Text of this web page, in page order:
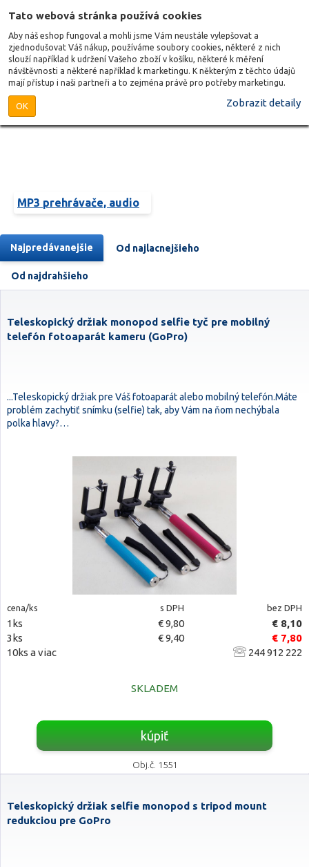
Tato webová stránka používá cookies
Aby náš eshop fungoval a mohli jsme Vám neustále vylepšovat a
zjednodušovat Váš nákup, používáme soubory cookies, některé z nich
slouží například k udržení Vašeho zboží v košíku, některé k měření
návštěvnosti a některé například k marketingu. K některým z těchto údajů
mají přístup i naši partneři a to zejména právě pro potřeby marketingu.
OK Zobrazit detaily
MP3 prehrávače, audio
Najpredávanejšie Od najlacnejšieho
Od najdrahšieho
Teleskopický držiak monopod selfie tyč pre mobilný
telefón fotoaparát kameru (GoPro)
...Teleskopický držiak pre Váš fotoaparát alebo mobilný telefón.Máte
problém zachytiť snímku (selfie) tak, aby Vám na ňom nechýbala
polka hlavy?…
cena/ks s DPH bez DPH
1ks € 9,80
€ 8,10
3ks
€ 9,40
€ 7,80
10ks a viac
244 912 222
SKLADEM
kúpiť
Obj.č. 1551
Teleskopický držiak selfie monopod s tripod mount
redukciou pre GoPro